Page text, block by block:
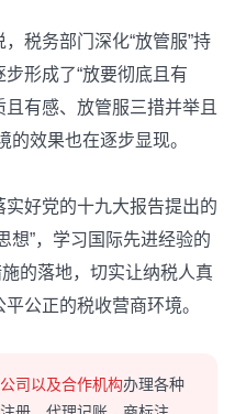
务部门深化“放管服”持
形成了“放要彻底且有
有感、放管服三措并举且
的效果也在逐步显现。
好党的十九大报告提出的
想”，学习国际先进经验的
的落地，切实让纳税人真
公正的税收营商环境。
司以及合作机构办理各种